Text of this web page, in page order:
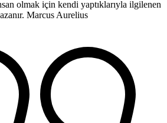
olmak için kendi yaptıklarıyla ilgilenen
Marcus Aurelius